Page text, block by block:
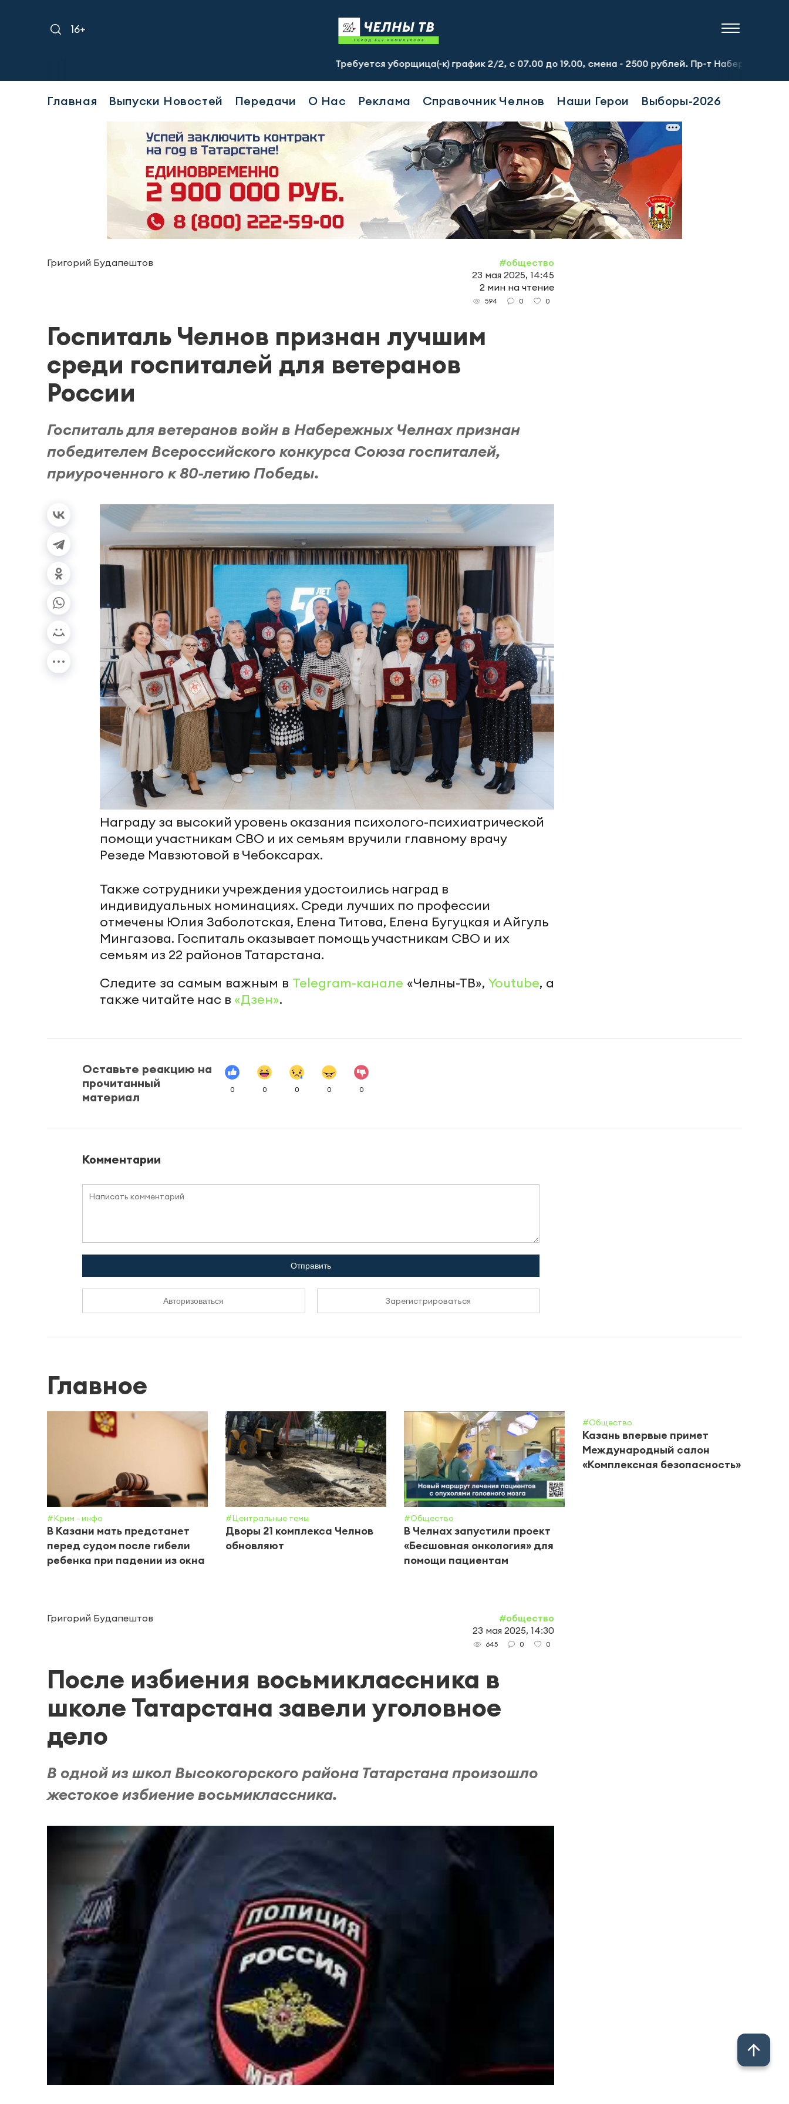
16+
Требуется уборщица(-к) график 2/2, с 07.00 до 19.00, смена - 2500 рублей. Пр-т Набережночелнинский,
Главная Выпуски Новостей Передачи О Нас Реклама Справочник Челнов Наши Герои Выборы-2026
Григорий Будапештов
#общество
23 мая 2025, 14:45
2 мин на чтение
594 0 0
Госпиталь Челнов признан лучшим
среди госпиталей для ветеранов
России
Госпиталь для ветеранов войн в Набережных Челнах признан
победителем Всероссийского конкурса Союза госпиталей,
приуроченного к 80-летию Победы.
Награду за высокий уровень оказания психолого-психиатрической
помощи участникам СВО и их семьям вручили главному врачу
Резеде Мавзютовой в Чебоксарах.
Также сотрудники учреждения удостоились наград в
индивидуальных номинациях. Среди лучших по профессии
отмечены Юлия Заболотская, Елена Титова, Елена Бугуцкая и Айгуль
Мингазова. Госпиталь оказывает помощь участникам СВО и их
семьям из 22 районов Татарстана.
Следите за самым важным в Telegram-канале «Челны-ТВ», Youtube, а
также читайте нас в «Дзен».
Оставьте реакцию на
прочитанный
материал
0 0 0 0 0
Комментарии
Отправить
Авторизоваться Зарегистрироваться
Главное
#Крим - инфо
В Казани мать предстанет
перед судом после гибели
ребенка при падении из окна
#Центральные темы
Дворы 21 комплекса Челнов
обновляют
#Общество
В Челнах запустили проект
«Бесшовная онкология» для
помощи пациентам
#Общество
Казань впервые примет
Международный салон
«Комплексная безопасность»
Григорий Будапештов
#общество
23 мая 2025, 14:30
645 0 0
После избиения восьмиклассника в
школе Татарстана завели уголовное
дело
В одной из школ Высокогорского района Татарстана произошло
жестокое избиение восьмиклассника.